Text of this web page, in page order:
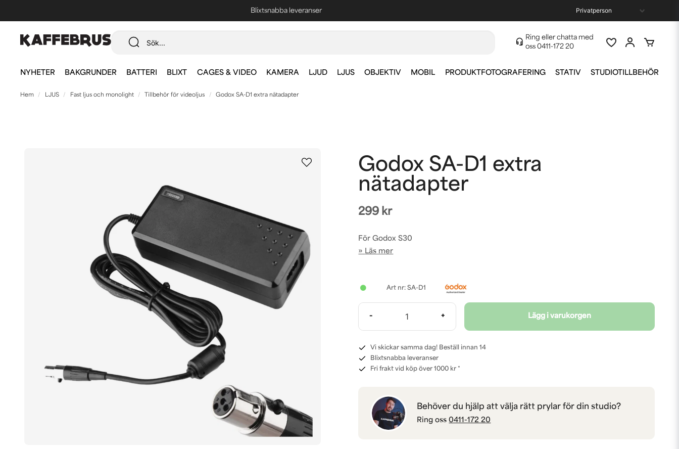
Blixtsnabba leveranser
Ring eller chatta med
oss 0411-172 20
NYHETER BAKGRUNDER BATTERI BLIXT CAGES & VIDEO KAMERA LJUD LJUS OBJEKTIV MOBIL PRODUKTFOTOGRAFERING STATIV STUDIOTILLBEHÖR
Hem LJUS Fast ljus och monolight Tillbehör för videoljus Godox SA-D1 extra nätadapter
Godox SA-D1 extra
nätadapter
299 kr
För Godox S30
Läs mer
SA-D1
- + Lägg i varukorgen
Vi skickar samma dag! Beställ innan 14
Blixtsnabba leveranser
Fri frakt vid köp över 1000 kr *
Behöver du hjälp att välja rätt prylar för din studio?
Ring oss0411-172 20